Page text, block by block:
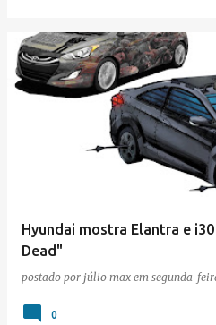
Hyundai mostra Elantra e
Dead"
postado por júlio max em segunda-
0